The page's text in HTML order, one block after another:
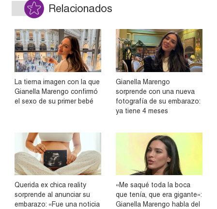
Relacionados
La tierna imagen con la que
Gianella Marengo confirmó
el sexo de su primer bebé
Gianella Marengo
sorprende con una nueva
fotografía de su embarazo:
ya tiene 4 meses
Querida ex chica reality
sorprende al anunciar su
embarazo: «Fue una noticia
«Me saqué toda la boca
que tenía, que era gigante»:
Gianella Marengo habla del